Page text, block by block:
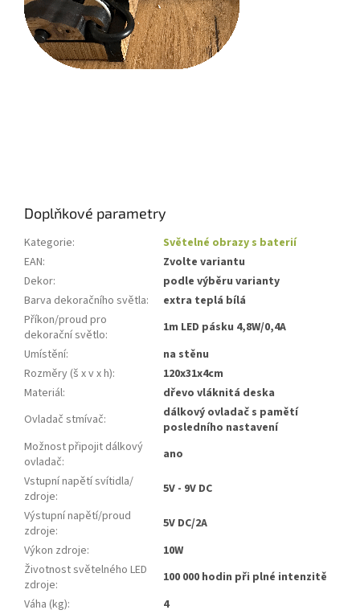
Doplňkové parametry
Kategorie:
Světelné obrazy s baterií
EAN:
Zvolte variantu
Dekor:
podle výběru varianty
Barva dekoračního světla:
extra teplá bílá
Příkon/proud pro
dekorační světlo:
1m LED pásku 4,8W/0,4A
Umístění:
na stěnu
Rozměry (š x v x h):
120x31x4cm
Materiál:
dřevo vláknitá deska
Ovladač stmívač:
dálkový ovladač s pamětí
posledního nastavení
Možnost připojit dálkový
ovladač:
ano
Vstupní napětí svítidla/
zdroje:
5V - 9V DC
Výstupní napětí/proud
zdroje:
5V DC/2A
Výkon zdroje:
10W
Životnost světelného LED
zdroje:
100 000 hodin při plné intenzitě
Váha (kg):
4